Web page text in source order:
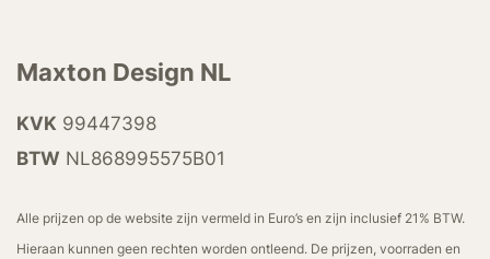
Maxton Design NL
KVK 99447398
BTW NL868995575B01
Alle prijzen op de website zijn vermeld in Euro’s en zijn inclusief 21% BTW.
Hieraan kunnen geen rechten worden ontleend. De prijzen, voorraden en